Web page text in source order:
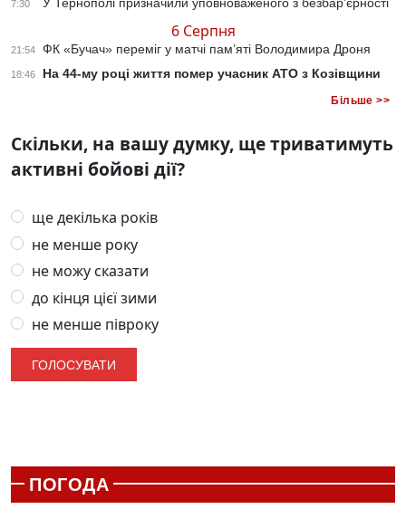
7:30
6 Серпня
21:54 ФК «Бучач» переміг у матчі пам’яті Володимира Дроня
18:46 На 44-му році життя помер учасник АТО з Козівщини
Більше >>
Скільки, на вашу думку, ще триватимуть
активні бойові дії?
ще декілька років
не менше року
не можу сказати
до кінця цієї зими
не менше півроку
ПОГОДА